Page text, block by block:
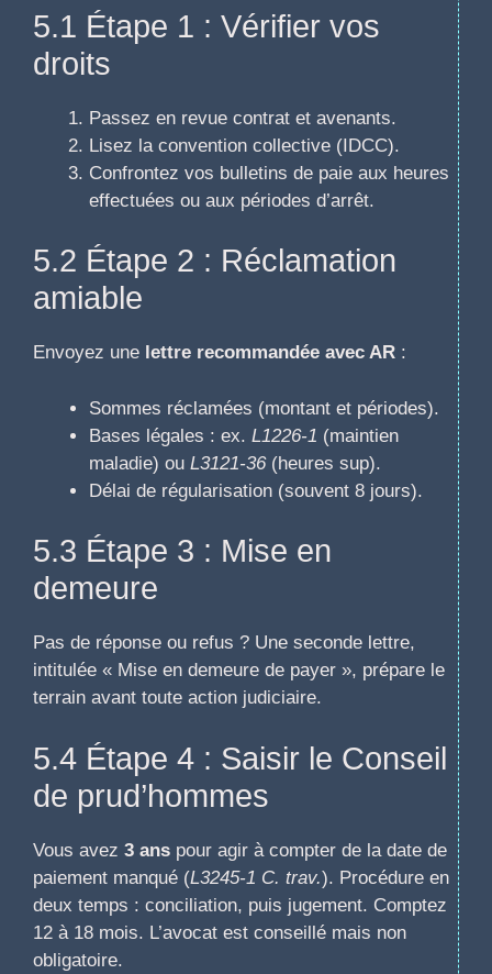
5.1 Étape 1 : Vérifier vos
droits
Passez en revue contrat et avenants.
Lisez la convention collective (IDCC).
Confrontez vos bulletins de paie aux heures
effectuées ou aux périodes d’arrêt.
5.2 Étape 2 : Réclamation
amiable
Envoyez une lettre recommandée avec AR :
Sommes réclamées (montant et périodes).
Bases légales : ex. L1226-1 (maintien
maladie) ou L3121-36(heures sup).
Délai de régularisation (souvent 8 jours).
5.3 Étape 3 : Mise en
demeure
Pas de réponse ou refus ? Une seconde lettre,
intitulée « Mise en demeure de payer », prépare le
terrain avant toute action judiciaire.
5.4 Étape 4 : Saisir le Conseil
de prud’hommes
Vous avez 3 ans pour agir à compter de la date de
paiement manqué (L3245-1 C. trav.). Procédure en
deux temps : conciliation, puis jugement. Comptez
12 à 18 mois. L’avocat est conseillé mais non
obligatoire.